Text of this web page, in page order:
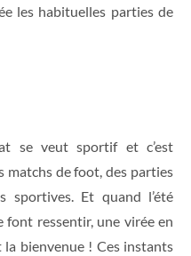
les habituelles parties de
se veut sportif et c’est
matchs de foot, des parties
sportives. Et quand l’été
font ressentir, une virée en
bienvenue ! Ces instants